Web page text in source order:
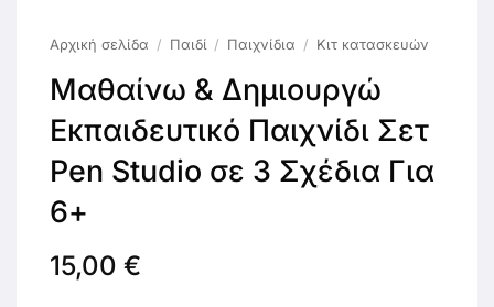
Αρχική σελίδα / Παιδί / Παιχνίδια / Κιτ κατασκευών
Μαθαίνω & Δημιουργώ
Εκπαιδευτικό Παιχνίδι Σετ
Pen Studio σε 3 Σχέδια Για
6+
15,00 €